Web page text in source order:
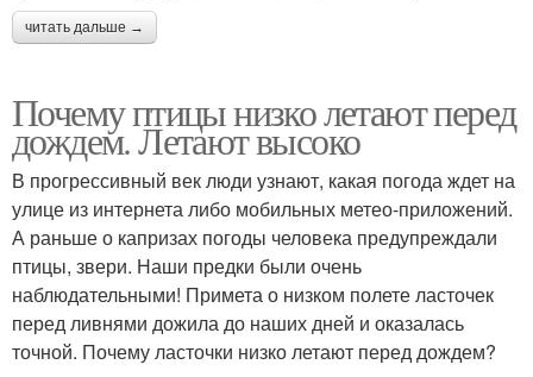
читать дальше →
Почему птицы низко летают перед
дождем. Летают высоко
В прогрессивный век люди узнают, какая погода ждет на
улице из интернета либо мобильных метео-приложений.
А раньше о капризах погоды человека предупреждали
птицы, звери. Наши предки были очень
наблюдательными! Примета о низком полете ласточек
перед ливнями дожила до наших дней и оказалась
точной. Почему ласточки низко летают перед дождем?